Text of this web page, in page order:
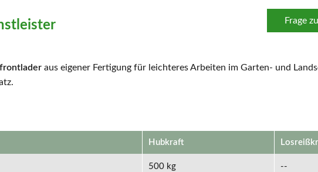
Frage
aus eigener Fertigung für leichteres Arbeiten im Garten- und
Hubkraft
500 kg --